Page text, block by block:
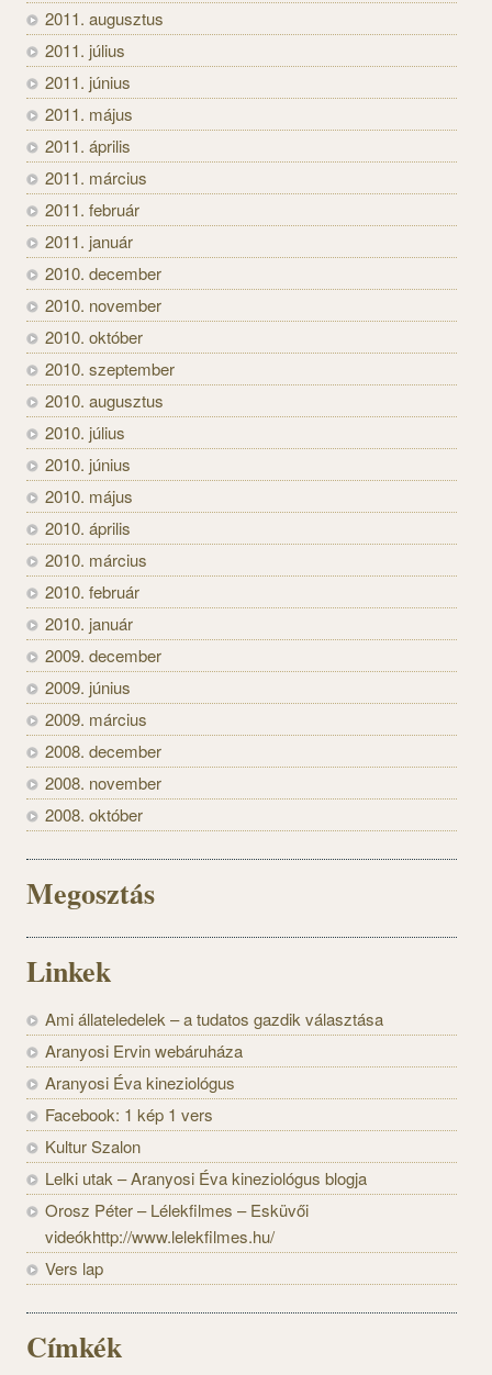
2011. augusztus
2011. július
2011. június
2011. május
2011. április
2011. március
2011. február
2011. január
2010. december
2010. november
2010. október
2010. szeptember
2010. augusztus
2010. július
2010. június
2010. május
2010. április
2010. március
2010. február
2010. január
2009. december
2009. június
2009. március
2008. december
2008. november
2008. október
Megosztás
Linkek
Ami állateledelek – a tudatos gazdik választása
Aranyosi Ervin webáruháza
Aranyosi Éva kineziológus
Facebook: 1 kép 1 vers
Kultur Szalon
Lelki utak – Aranyosi Éva kineziológus blogja
Orosz Péter – Lélekfilmes – Esküvői
videókhttp://www.lelekfilmes.hu/
Vers lap
Címkék